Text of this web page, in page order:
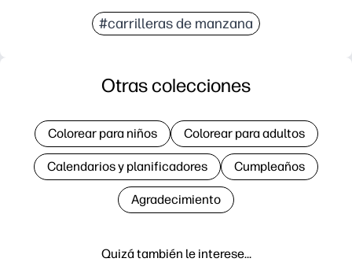
#carrilleras de manzana
Quizá también le interese…
Otras colecciones
Colorear para niños Colorear para adultos
Calendarios y planificadores Cumpleaños
Agradecimiento